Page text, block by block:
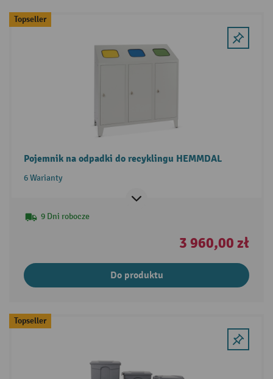
Topseller
Pojemnik na odpadki do recyklingu HEMMDAL
6 Warianty
9 Dni robocze
3 960,00 zł
Do produktu
Topseller